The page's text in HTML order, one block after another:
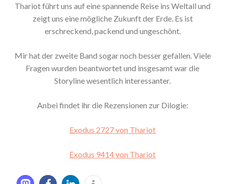
Thariot führt uns auf eine spannende Reise ins Weltall und
zeigt uns eine mögliche Zukunft der Erde. Es ist
erschreckend, packend und ungeschönt.
Mir hat der zweite Band sogar noch besser gefallen. Viele
Fragen wurden beantwortet und insgesamt war die
Storyline wesentlich interessanter.
Anbei findet ihr die Rezensionen zur Dilogie:
Exodus 2727 von Thariot
Exodus 9414 von Thariot